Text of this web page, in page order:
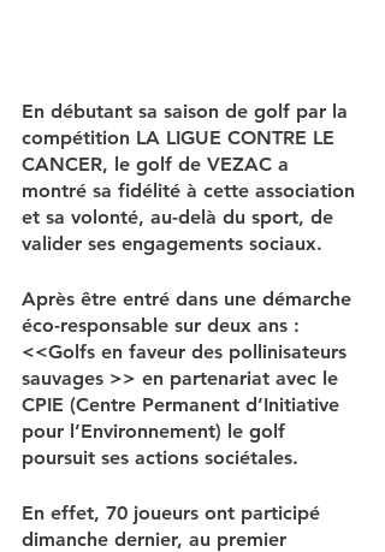
En débutant sa saison de golf par la
compétition LA LIGUE CONTRE LE
CANCER, le golf de VEZAC a
montré sa fidélité à cette association
et sa volonté, au-delà du sport, de
valider ses engagements sociaux.
Après être entré dans une démarche
éco-responsable sur deux ans :
<<Golfs en faveur des pollinisateurs
sauvages >> en partenariat avec le
CPIE (Centre Permanent d’Initiative
pour l’Environnement) le golf
poursuit ses actions sociétales.
En effet, 70 joueurs ont participé
dimanche dernier, au premier